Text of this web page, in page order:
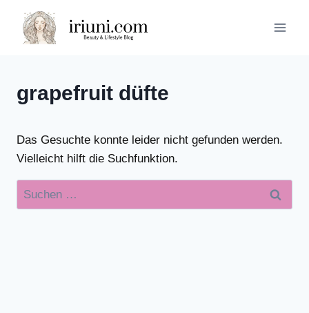
Inhalt
springen
grapefruit düfte
Das Gesuchte konnte leider nicht gefunden werden.
Vielleicht hilft die Suchfunktion.
Suchen
nach: